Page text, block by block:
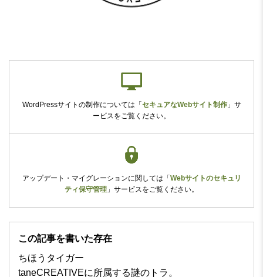
WordPressサイトの制作については 「 セキュアなWebサイト制作」 サ
ービスをご覧ください。
アップデート・マイグレーションに関しては 「 Webサイトのセキュリ
ティ保守管理 」 サービスをご覧ください。
この記事を書いた存在
ちほうタイガー
taneCREATIVEに所属する謎のトラ。